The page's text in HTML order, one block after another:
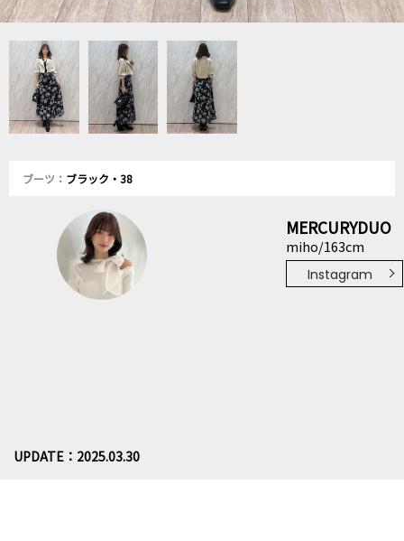
ブーツ： ブラック・38
MERCURYDUO
miho/163cm
Instagram
UPDATE：2025.03.30